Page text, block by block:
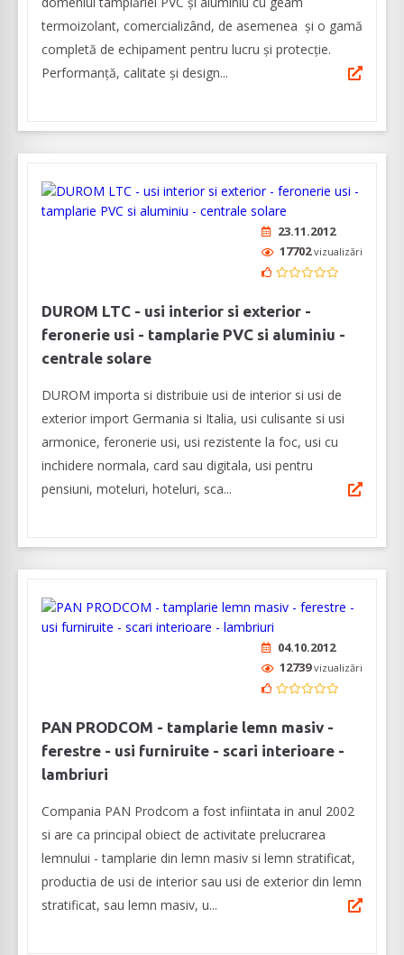
termoizolant, comercializând, de asemenea și o gamă
completă de echipament pentru lucru și protecție.
Performanță, calitate și design...
23.11.2012
17702vizualizări
DUROM LTC - usi interior si exterior -
feronerie usi - tamplarie PVC si aluminiu -
centrale solare
DUROM importa si distribuie usi de interior si usi de
exterior import Germania si Italia, usi culisante si usi
armonice, feronerie usi, usi rezistente la foc, usi cu
inchidere normala, card sau digitala, usi pentru
pensiuni, moteluri, hoteluri, sca...
04.10.2012
12739vizualizări
PAN PRODCOM - tamplarie lemn masiv -
ferestre - usi furniruite - scari interioare -
lambriuri
Compania PAN Prodcom a fost infiintata in anul 2002
si are ca principal obiect de activitate prelucrarea
lemnului - tamplarie din lemn masiv si lemn stratificat,
productia de usi de interior sau usi de exterior din lemn
stratificat, sau lemn masiv, u...